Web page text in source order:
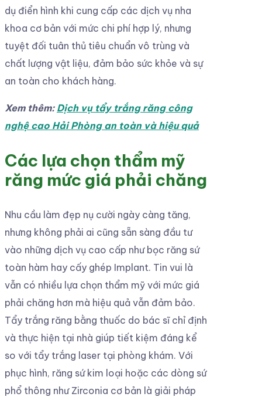
dụ điển hình khi cung cấp các dịch vụ nha
khoa cơ bản với mức chi phí hợp lý, nhưng
tuyệt đối tuân thủ tiêu chuẩn vô trùng và
chất lượng vật liệu, đảm bảo sức khỏe và sự
an toàn cho khách hàng.
Xem thêm: Dịch vụ tẩy trắng răng công
nghệ cao Hải Phòng an toàn và hiệu quả
Các lựa chọn thẩm mỹ
răng mức giá phải chăng
Nhu cầu làm đẹp nụ cười ngày càng tăng,
nhưng không phải ai cũng sẵn sàng đầu tư
vào những dịch vụ cao cấp như bọc răng sứ
toàn hàm hay cấy ghép Implant. Tin vui là
vẫn có nhiều lựa chọn thẩm mỹ với mức giá
phải chăng hơn mà hiệu quả vẫn đảm bảo.
Tẩy trắng răng bằng thuốc do bác sĩ chỉ định
và thực hiện tại nhà giúp tiết kiệm đáng kể
so với tẩy trắng laser tại phòng khám. Với
phục hình, răng sứ kim loại hoặc các dòng sứ
phổ thông như Zirconia cơ bản là giải pháp